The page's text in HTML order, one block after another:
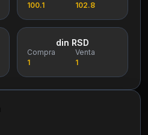
100.1
102.8
din RSD
Compra
1
Venta
1